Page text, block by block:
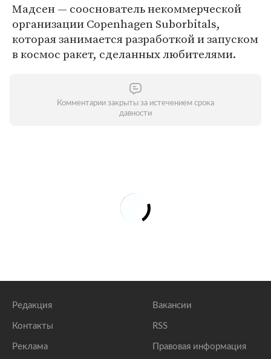
Мадсен — сооснователь некоммерческой
организации Copenhagen Suborbitals,
которая занимается разработкой и запуском
в космос ракет, сделанных любителями.
Комментарии закрыты за истечением срока
давности
Редакция
Контакты
Реклама
Вакансии
RSS
Правовая информация